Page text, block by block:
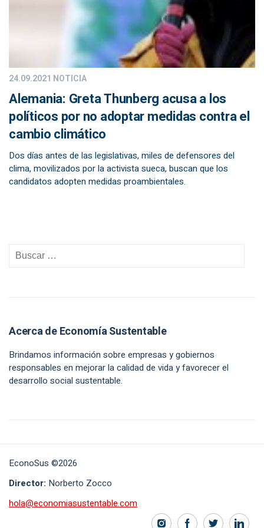
24.09.2021 NOTICIA
Alemania: Greta Thunberg acusa a los
políticos por no adoptar medidas contra el
cambio climático
Dos días antes de las legislativas, miles de defensores del
clima, movilizados por la activista sueca, buscan que los
candidatos adopten medidas proambientales.
Acerca de Economía Sustentable
Brindamos información sobre empresas y gobiernos
responsables en mejorar la calidad de vida y favorecer el
desarrollo social sustentable.
EconoSus ©2026
Director: Norberto Zocco
hola@economiasustentable.com